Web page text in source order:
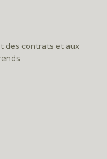
des contrats et aux